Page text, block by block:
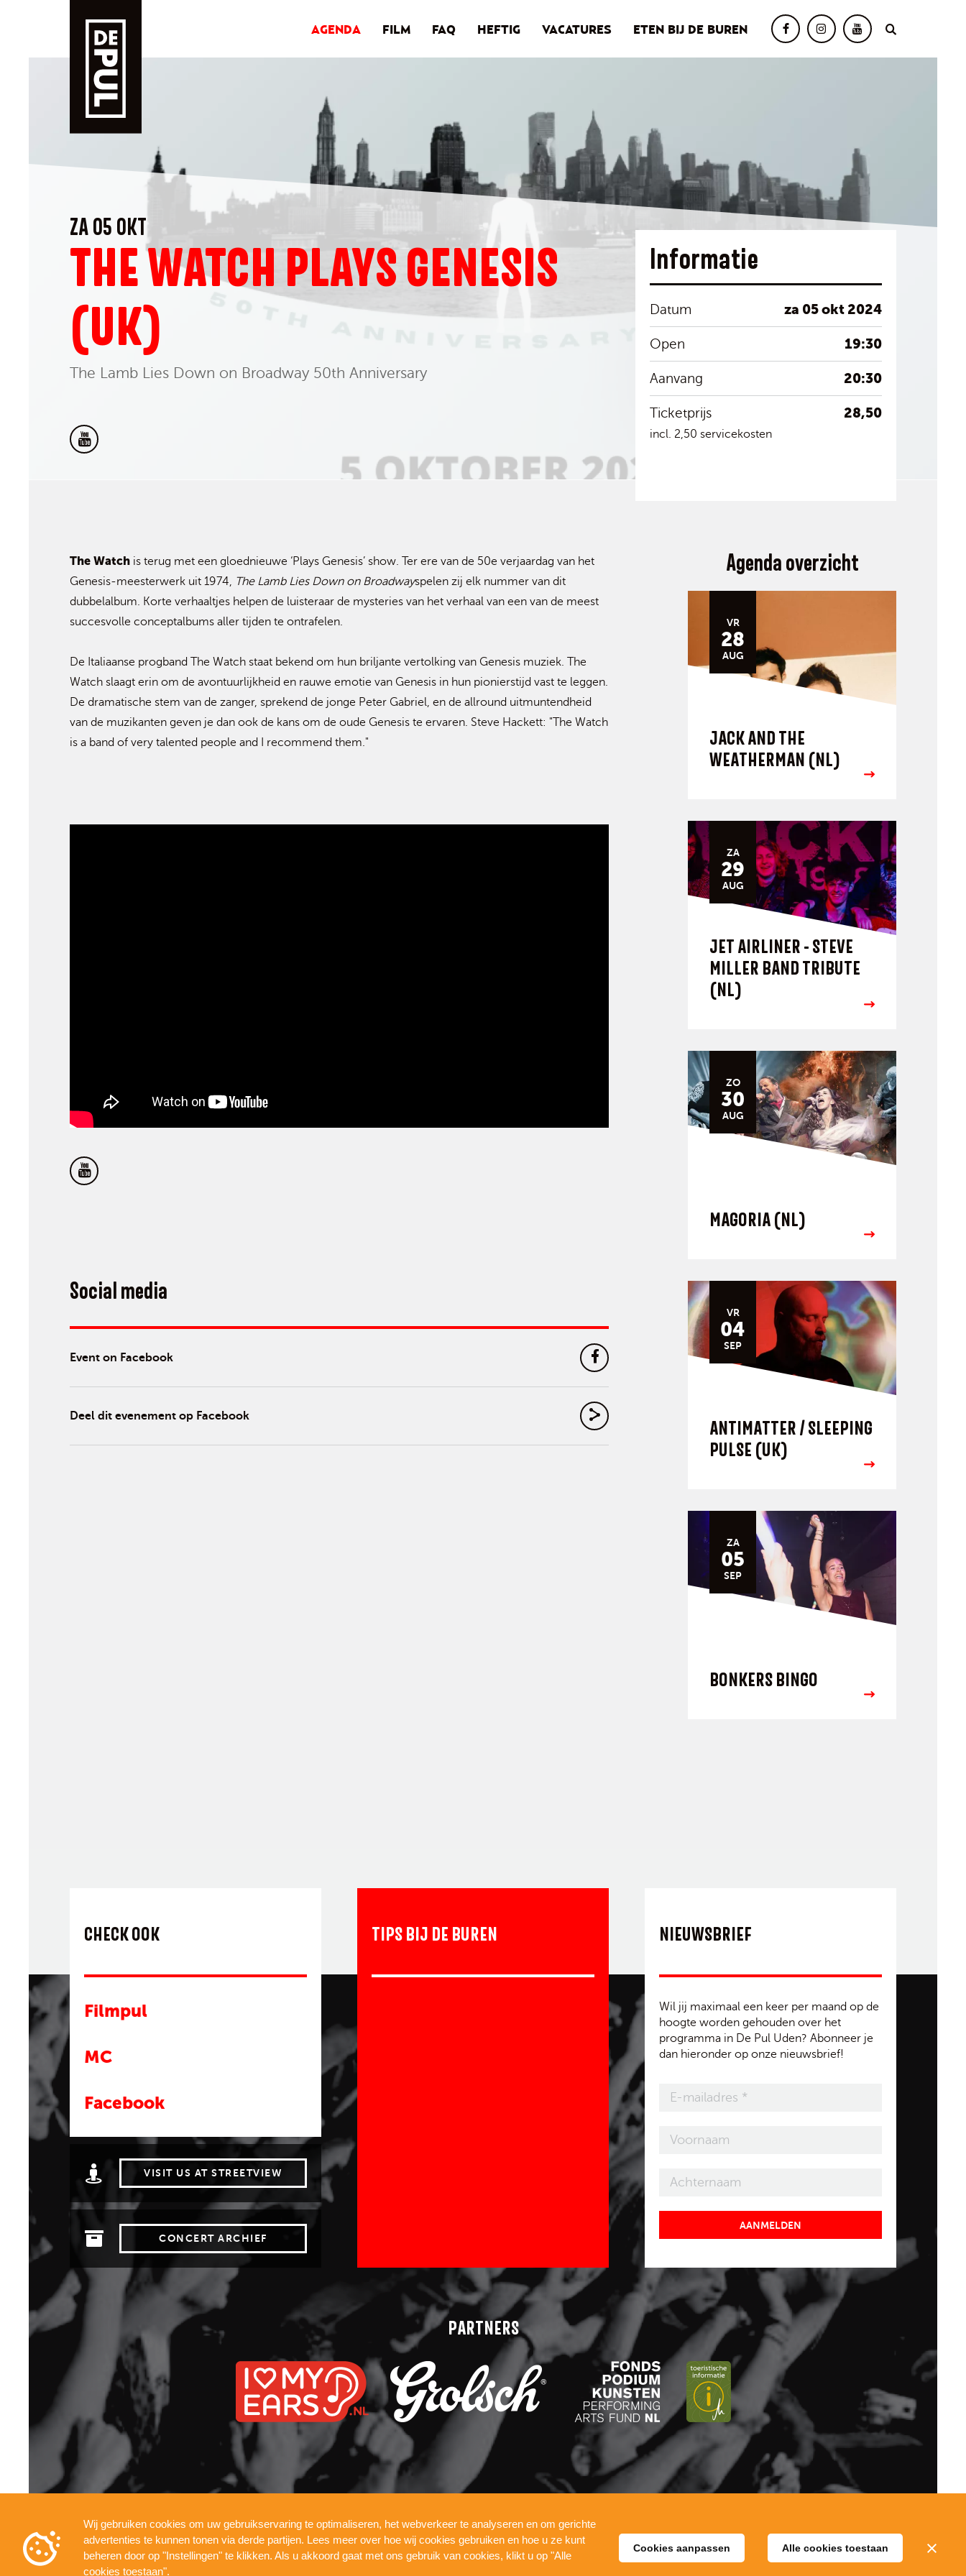
AGENDA FILM FAQ HEFTIG VACATURES ETEN BIJ DE BUREN
ZA 05 OKT
THE WATCH PLAYS GENESIS
(UK)
The Lamb Lies Down on Broadway 50th Anniversary
Informatie
Datum za 05 okt 2024
Open 19:30
Aanvang 20:30
Ticketprijs 28,50
incl. 2,50 servicekosten
The Watch is terug met een gloednieuwe ‘Plays Genesis’ show. Ter ere van de 50e verjaardag van het
Genesis-meesterwerk uit 1974, The Lamb Lies Down on Broadwayspelen zij elk nummer van dit
dubbelalbum. Korte verhaaltjes helpen de luisteraar de mysteries van het verhaal van een van de meest
succesvolle conceptalbums aller tijden te ontrafelen.
De Italiaanse progband The Watch staat bekend om hun briljante vertolking van Genesis muziek. The
Watch slaagt erin om de avontuurlijkheid en rauwe emotie van Genesis in hun pionierstijd vast te leggen.
De dramatische stem van de zanger, sprekend de jonge Peter Gabriel, en de allround uitmuntendheid
van de muzikanten geven je dan ook de kans om de oude Genesis te ervaren. Steve Hackett: "The Watch
is a band of very talented people and I recommend them."
Social media
Event on Facebook
Deel dit evenement op Facebook
Agenda overzicht
VR
28
AUG
JACK AND THE
WEATHERMAN (NL)
ZA
29
AUG
JET AIRLINER - STEVE
MILLER BAND TRIBUTE
(NL)
ZO
30
AUG
MAGORIA (NL)
VR
04
SEP
ANTIMATTER / SLEEPING
PULSE (UK)
ZA
05
SEP
BONKERS BINGO
CHECK OOK
Filmpul
MC
Facebook
VISIT US AT STREETVIEW
CONCERT ARCHIEF
TIPS BIJ DE BUREN NIEUWSBRIEF
Wil jij maximaal een keer per maand op de
hoogte worden gehouden over het
programma in De Pul Uden? Abonneer je
dan hieronder op onze nieuwsbrief!
AANMELDEN
PARTNERS
INFO PRESSKIT TECHNICAL PRIVACY COOKIES
WERKEN BIJ
DE PUL
Wij gebruiken cookies om uw gebruikservaring te optimaliseren, het webverkeer te analyseren en om gerichte
advertenties te kunnen tonen via derde partijen. Lees meer over hoe wij cookies gebruiken en hoe u ze kunt
beheren door op "Instellingen" te klikken. Als u akkoord gaat met ons gebruik van cookies, klikt u op "Alle
cookies toestaan".
Cookies aanpassen Alle cookies toestaan